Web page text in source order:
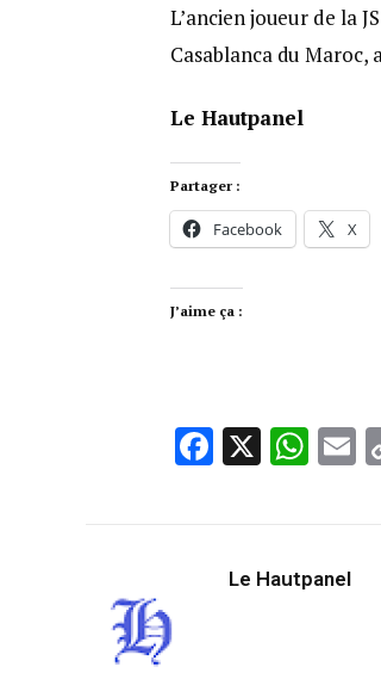
L’ancien joueur de la
Casablanca du Maroc,
Le Hautpanel
Partager :
Facebook X
J’aime ça :
Facebook
X
Le Hautpanel